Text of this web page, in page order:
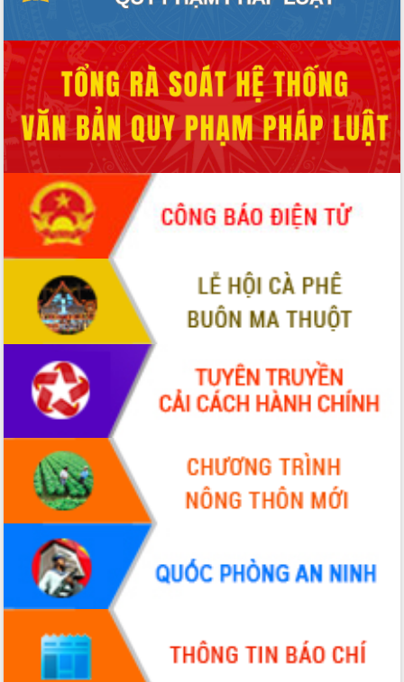
Tập huấn ứng dụng trí tuệ nhân tạo (AI)
Đoàn đại biểu Quốc hội tỉnh Đắk Lắk
trao đổi thông tin trước Kỳ họp thứ
nhất, Quốc hội khóa XVI
Quyết liệt cải cách hành chính, khơi
thông nguồn lực phát triển
Nâng cao hiệu lực, hiệu quả HĐND
tỉnh thông qua hiện đại hóa hành chính
Xã Ea Phê gắn cải cách hành chính với
chuyển đổi số
Phó Chủ tịch Thường trực UBND tỉnh
Hồ Thị Nguyên Thảo làm việc tại Trung
tâm Phục vụ hành chính công xã Ea
Xây dựng nền hành chính số đồng
hành cùng nông dân dân, doanh nghiệp
Giai đoạn 2026-2030, Đắk Lắk phấn
đấu có 77% xã đạt chuẩn nông thôn
mới
Chuyển đổi số 'mở đường' cho nông
nghiệp Đắk Lắk tăng trưởng bứt phá
Triển khai đồng bộ đo đạc, lập hồ sơ
địa chính, hoàn thiện cơ sở dữ liệu đất
Ứng dụng sinh trắc học - Bước tiến
trong hành trình chuyển đổi số tại Đắk
Đắk Lắk nâng cao hiệu quả công tác
Đảng từ Sổ tay đảng viên điện tử
Đắk Lắk đẩy mạnh nuôi biển công
nghệ, hướng tới phát triển thủy sản
bền vững
Tập huấn nâng cao năng lực triển khai